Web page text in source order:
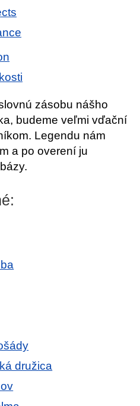
zásobu nášho
budeme veľmi vďační
Legendu nám
a po overení ju
družica